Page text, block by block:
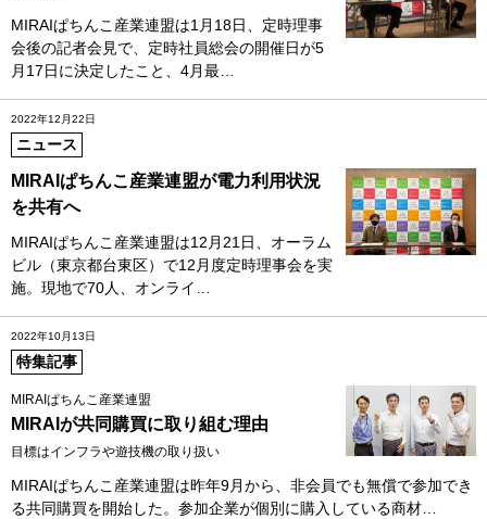
MIRAIぱちんこ産業連盟は1月18日、定時理事
会後の記者会見で、定時社員総会の開催日が5
月17日に決定したこと、4月最…
2022年12月22日
ニュース
MIRAIぱちんこ産業連盟が電力利用状況
を共有へ
MIRAIぱちんこ産業連盟は12月21日、オーラム
ビル（東京都台東区）で12月度定時理事会を実
施。現地で70人、オンライ…
2022年10月13日
特集記事
MIRAIぱちんこ産業連盟
MIRAIが共同購買に取り組む理由
目標はインフラや遊技機の取り扱い
MIRAIぱちんこ産業連盟は昨年9月から、非会員でも無償で参加でき
る共同購買を開始した。参加企業が個別に購入している商材…